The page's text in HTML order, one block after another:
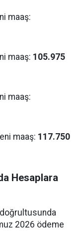
maaş:
maaş: 105.975
maaş:
maaş: 117.750
Hesaplara
doğrultusunda
2026 ödeme